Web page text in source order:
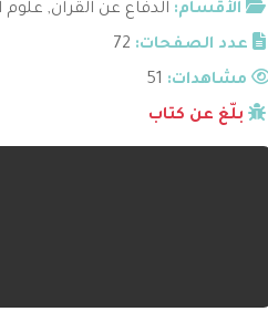
الأقسام: الدفاع عن القرآن, علوم
عدد الصفحات: 72
مشاهدات:
بلّغ عن كتاب